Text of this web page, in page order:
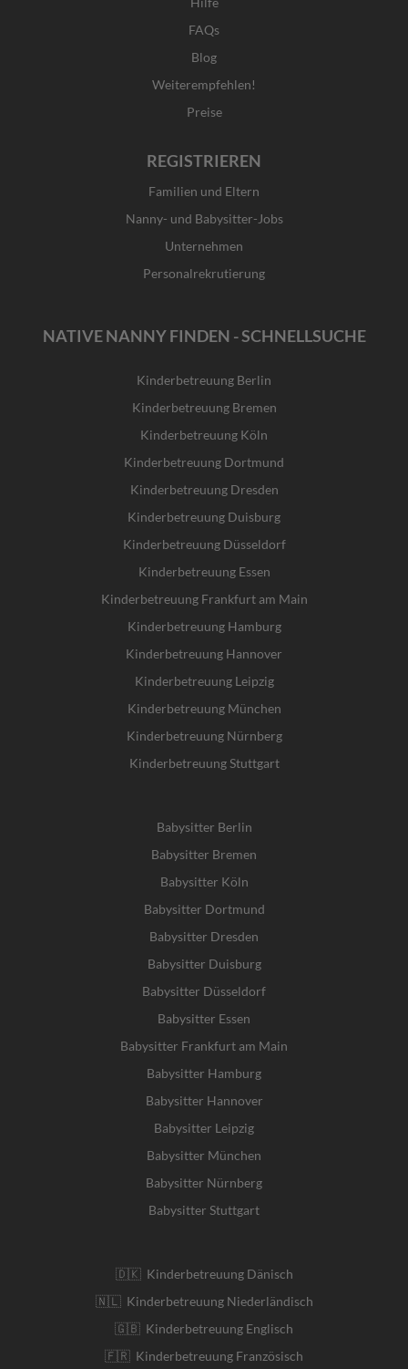
FAQs
Blog
Weiterempfehlen!
Preise
REGISTRIEREN
Familien und Eltern
Nanny- und Babysitter-Jobs
Unternehmen
Personalrekrutierung
NATIVE NANNY FINDEN - SCHNELLSUCHE
Kinderbetreuung Berlin
Kinderbetreuung Bremen
Kinderbetreuung Köln
Kinderbetreuung Dortmund
Kinderbetreuung Dresden
Kinderbetreuung Duisburg
Kinderbetreuung Düsseldorf
Kinderbetreuung Essen
Kinderbetreuung Frankfurt am Main
Kinderbetreuung Hamburg
Kinderbetreuung Hannover
Kinderbetreuung Leipzig
Kinderbetreuung München
Kinderbetreuung Nürnberg
Kinderbetreuung Stuttgart
Babysitter Berlin
Babysitter Bremen
Babysitter Köln
Babysitter Dortmund
Babysitter Dresden
Babysitter Duisburg
Babysitter Düsseldorf
Babysitter Essen
Babysitter Frankfurt am Main
Babysitter Hamburg
Babysitter Hannover
Babysitter Leipzig
Babysitter München
Babysitter Nürnberg
Babysitter Stuttgart
🇩🇰 Kinderbetreuung Dänisch
🇳🇱 Kinderbetreuung Niederländisch
🇬🇧 Kinderbetreuung Englisch
🇫🇷 Kinderbetreuung Französisch